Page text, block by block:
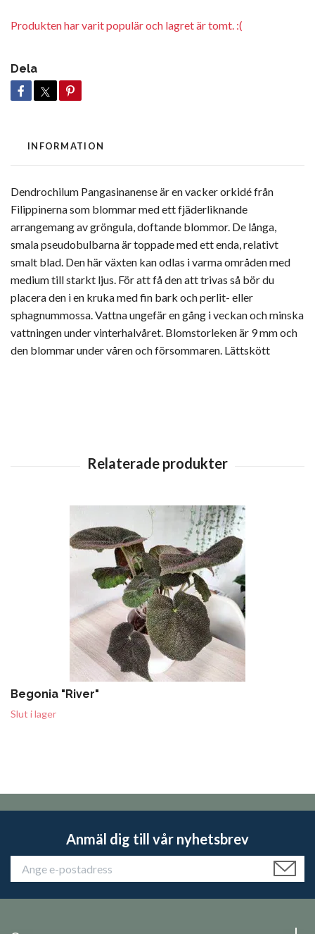
Produkten har varit populär och lagret är tomt. :(
Dela
INFORMATION
Dendrochilum Pangasinanense är en vacker orkidé från
Filippinerna som blommar med ett fjäderliknande
arrangemang av gröngula, doftande blommor. De långa,
smala pseudobulbarna är toppade med ett enda, relativt
smalt blad. Den här växten kan odlas i varma områden med
medium till starkt ljus. För att få den att trivas så bör du
placera den i en kruka med fin bark och perlit- eller
sphagnummossa. Vattna ungefär en gång i veckan och minska
vattningen under vinterhalvåret. Blomstorleken är 9 mm och
den blommar under våren och försommaren. Lättskött
Begonia "River"
Slut i lager
Anmäl dig till vår nyhetsbrev